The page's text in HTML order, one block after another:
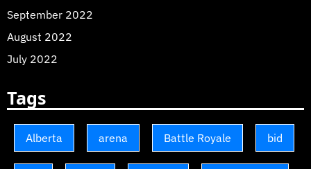
September 2022
August 2022
July 2022
Tags
Alberta arena Battle Royale bid